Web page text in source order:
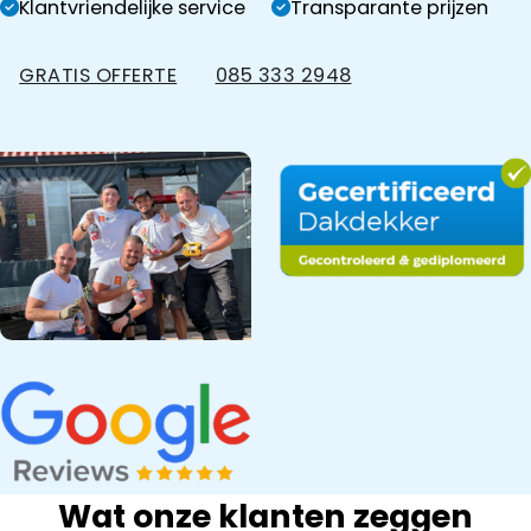
Klantvriendelijke service Transparante prijzen
GRATIS OFFERTE 085 333 2948
Wat onze klanten zeggen